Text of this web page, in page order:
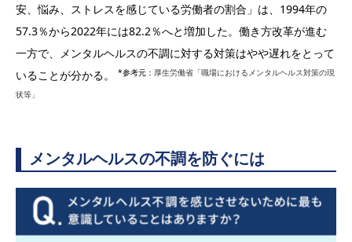
安、悩み、ストレスを感じている労働者の割合」は、1994年の
57.3％から2022年には82.2％へと増加した。働き方改革が進む
一方で、メンタルヘルスの不調に対する対策はやや遅れをとって
いることが分かる。
*参考元： 厚生労働省「職場におけるメンタルヘルス対策の現
状等」
メンタルヘルスの不調を防ぐには